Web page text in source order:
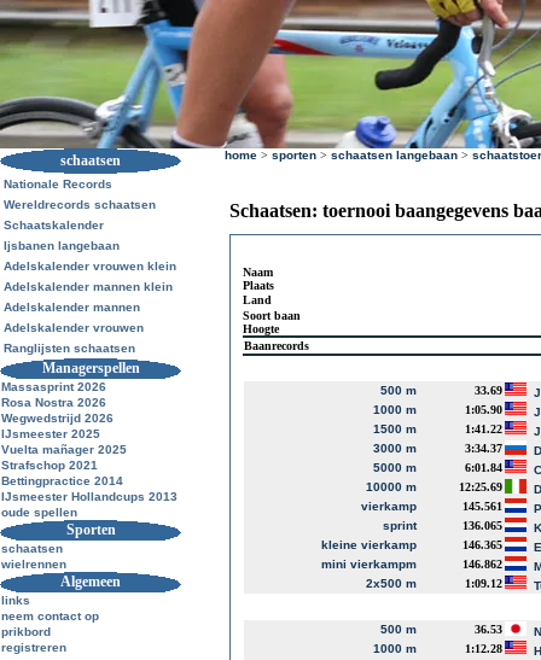
schaatsen
Nationale Records
Wereldrecords schaatsen
Schaatskalender
Ijsbanen langebaan
Adelskalender vrouwen klein
Adelskalender mannen klein
Adelskalender mannen
Adelskalender vrouwen
Ranglijsten schaatsen
Managerspellen
Massasprint 2026
Rosa Nostra 2026
Wegwedstrijd 2026
IJsmeester 2025
Vuelta mañager 2025
Strafschop 2021
Bettingpractice 2014
IJsmeester Hollandcups 2013
oude spellen
Sporten
schaatsen
wielrennen
Algemeen
links
neem contact op
prikbord
registreren
home > sporten > schaatsen langebaan >
Schaatsen: toernooi baangegevens
Naam
Plaats
Land
Soort baan
Hoogte
Baanrecords
500 m 33.69
1000 m
1:05.90
1500 m
1:41.22
3000 m
3:34.37
5000 m
6:01.84
10000 m
12:25.69
vierkamp
145.561
sprint
136.065
kleine vierkamp
146.365
mini vierkampm
146.862
2x500 m
1:09.12
500 m 36.53
1000 m
1:12.28